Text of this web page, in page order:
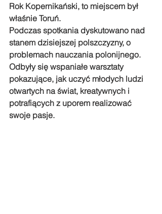
Rok Kopernikański, to miejscem był
właśnie Toruń.
Podczas spotkania dyskutowano nad
stanem dzisiejszej polszczyzny, o
problemach nauczania polonijnego.
Odbyły się wspaniałe warsztaty
pokazujące, jak uczyć młodych ludzi
otwartych na świat, kreatywnych i
potrafiących z uporem realizować
swoje pasje.